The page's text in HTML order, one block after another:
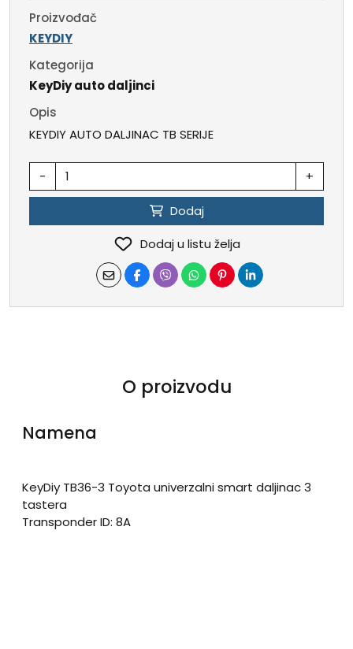
Proizvođač
KEYDIY
Kategorija
KeyDiy auto daljinci
Opis
KEYDIY AUTO DALJINAC TB SERIJE
- +
Dodaj
Dodaj u listu želja
O proizvodu
Namena
KeyDiy TB36-3 Toyota univerzalni smart daljinac 3
tastera
Transponder ID: 8A